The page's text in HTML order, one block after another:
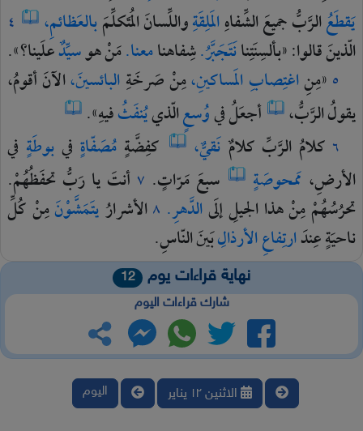
يَقطَعُالرَّبُّجميعَالشِّفاهِالمَلِقَةِواللِّسانَالمُتَكلِّمَبالعَظائمِ، ٤
الّذينَقالوا:«بألسِنَتِنانَتَجَبَّرُ.شِفاهنامعنا.مَنْهوسيِّدٌعلَينا؟».
٥ «مِنِاغتِصابِالمَساكينِ،مِنْصَرخَةِالبائسينَ،الآنَأقومُ،
يقولُالرَّبُّ، أجعَلُفيوُسعٍالّذييُنفَثُفيهِ».
٦ كلامُ الرَّبِّ كلامٌ نَقيٌّ، كفِضَّةٍ مُصَفّاةٍ في بوطَةٍ في
الأرضِ، مَمحوصَةٍ سبعَمَرّاتٍ. ٧ أنتَيارَبُّتحفَظُهُمْ.
تحرُسُهُمْمِنْهذاالجيلِإلَىالدَّهرِ. ٨الأشرارُيتَمَشَّوْنَمِنْكُلِّ
ناحيَةٍعِندَارتِفاعِالأرذالِبَينَالنّاسِ.
نهاية قراءات يوم
12
شارك قراءات اليوم
الاثنين ١٢ يناير اليوم